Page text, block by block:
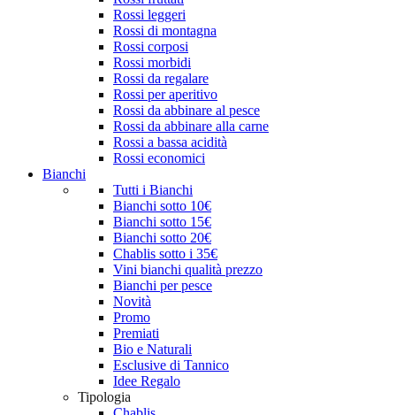
Rossi leggeri
Rossi di montagna
Rossi corposi
Rossi morbidi
Rossi da regalare
Rossi per aperitivo
Rossi da abbinare al pesce
Rossi da abbinare alla carne
Rossi a bassa acidità
Rossi economici
Bianchi
Tutti i Bianchi
Bianchi sotto 10€
Bianchi sotto 15€
Bianchi sotto 20€
Chablis sotto i 35€
Vini bianchi qualità prezzo
Bianchi per pesce
Novità
Promo
Premiati
Bio e Naturali
Esclusive di Tannico
Idee Regalo
Tipologia